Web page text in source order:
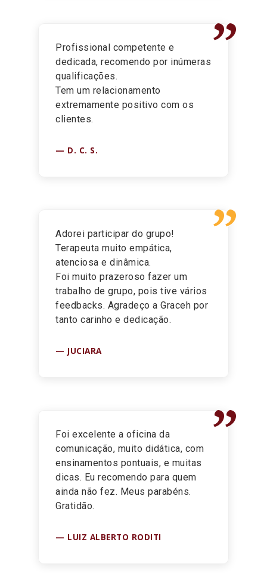
”
Profissional competente e
dedicada, recomendo por inúmeras
qualificações.
Tem um relacionamento
extremamente positivo com os
clientes.
D. C. S.
”
Adorei participar do grupo!
Terapeuta muito empática,
atenciosa e dinâmica.
Foi muito prazeroso fazer um
trabalho de grupo, pois tive vários
feedbacks. Agradeço a Graceh por
tanto carinho e dedicação.
JUCIARA
”
Foi excelente a oficina da
comunicação, muito didática, com
ensinamentos pontuais, e muitas
dicas. Eu recomendo para quem
ainda não fez. Meus parabéns.
Gratidão.
LUIZ ALBERTO RODITI